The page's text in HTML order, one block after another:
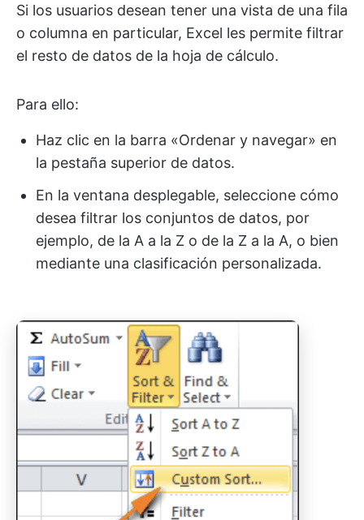
Si los usuarios desean tener una vista de una fila
o columna en particular, Excel les permite filtrar
el resto de datos de la hoja de cálculo.
Para ello:
Haz clic en la barra «Ordenar y navegar» en
la pestaña superior de datos.
En la ventana desplegable, seleccione cómo
desea filtrar los conjuntos de datos, por
ejemplo, de la A a la Z o de la Z a la A, o bien
mediante una clasificación personalizada.